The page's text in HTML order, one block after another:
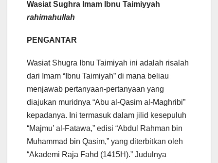
Wasiat Sughra Imam Ibnu Taimiyyah
rahimahullah
PENGANTAR
Wasiat Shugra Ibnu Taimiyah ini adalah risalah
dari Imam “Ibnu Taimiyah” di mana beliau
menjawab pertanyaan-pertanyaan yang
diajukan muridnya “Abu al-Qasim al-Maghribi”
kepadanya. Ini termasuk dalam jilid kesepuluh
“Majmu’ al-Fatawa,” edisi “Abdul Rahman bin
Muhammad bin Qasim,” yang diterbitkan oleh
“Akademi Raja Fahd (1415H).” Judulnya